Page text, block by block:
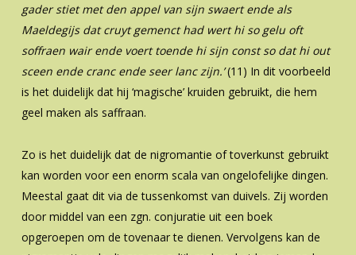
gader stiet met den appel van sijn swaert ende als
Maeldegijs dat cruyt gemencthad wert hi so gelu oft
soffraen wair ende voert toende hi sijn const so dat hi out
sceen ende cranc ende seer lanc zijn.’(11) In dit voorbeeld
is het duidelijk dat hij ‘magische’ kruiden gebruikt, die hem
geel maken als saffraan.
Zo is het duidelijk dat de nigromantie of toverkunst gebruikt
kan worden voor een enorm scala van ongelofelijke dingen.
Meestal gaat dit via de tussenkomst van duivels. Zij worden
door middel van een zgn. conjuratie uit een boek
opgeroepen om de tovenaar te dienen. Vervolgens kan de